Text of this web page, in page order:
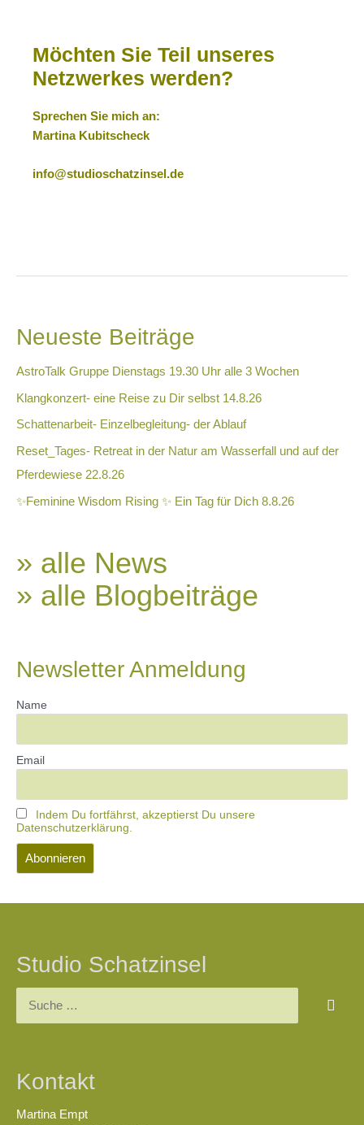
Möchten Sie Teil unseres
Netzwerkes werden?
Sprechen Sie mich an:
Martina Kubitscheck
info@studioschatzinsel.de
Neueste Beiträge
AstroTalk Gruppe Dienstags 19.30 Uhr alle 3 Wochen
Klangkonzert- eine Reise zu Dir selbst 14.8.26
Schattenarbeit- Einzelbegleitung- der Ablauf
Reset_Tages- Retreat in der Natur am Wasserfall und auf der
Pferdewiese 22.8.26
✨Feminine Wisdom Rising ✨ Ein Tag für Dich 8.8.26
» alle News
» alle Blogbeiträge
Newsletter Anmeldung
Name
Email
Indem Du fortfährst, akzeptierst Du unsere
Datenschutzerklärung.
Studio Schatzinsel
Kontakt
Martina Empt